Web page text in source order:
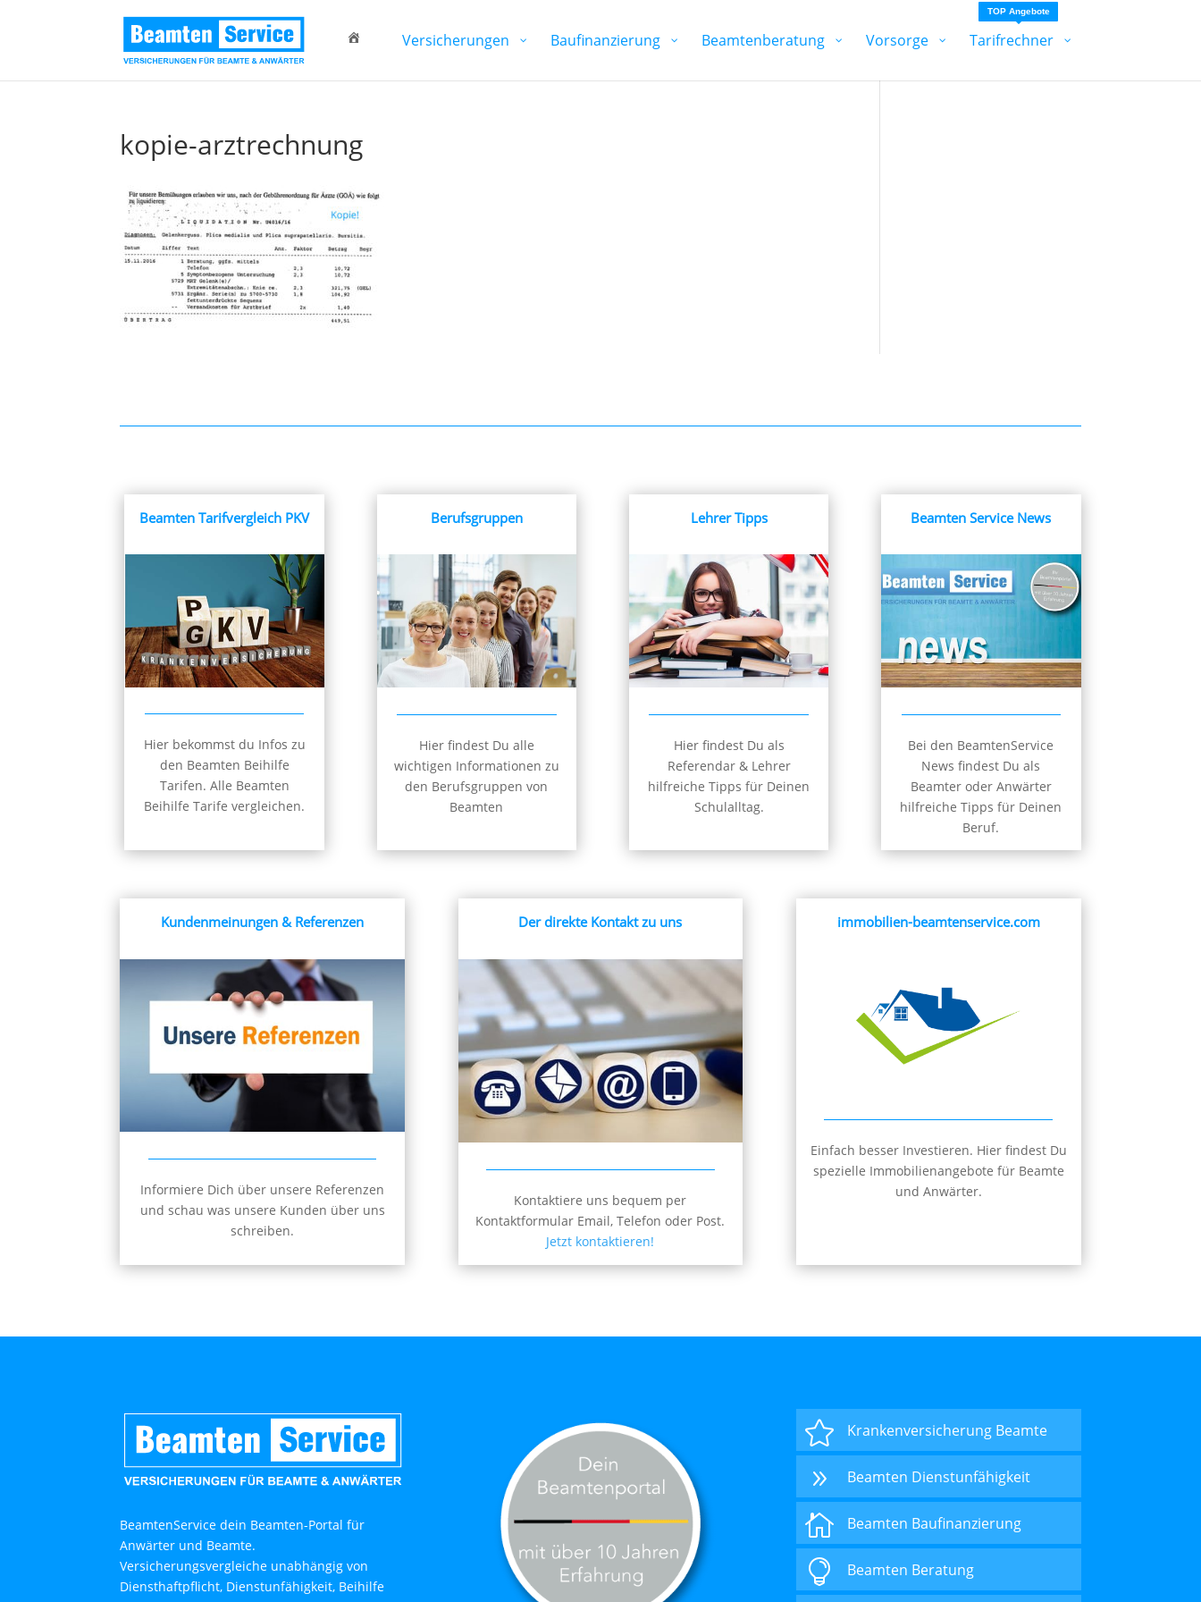
Versicherungen Baufinanzierung Beamtenberatung Vorsorge Tarifrechner
TOP Angebote
kopie-arztrechnung
Beamten Tarifvergleich PKV
Hier bekommst du Infos zu
den Beamten Beihilfe
Tarifen. Alle Beamten
Beihilfe Tarife vergleichen.
Berufsgruppen
Hier findest Du alle
wichtigen Informationen zu
den Berufsgruppen von
Beamten
Lehrer Tipps
Hier findest Du als
Referendar & Lehrer
hilfreiche Tipps für Deinen
Schulalltag.
Beamten Service News
Bei den BeamtenService
News findest Du als
Beamter oder Anwärter
hilfreiche Tipps für Deinen
Beruf.
Kundenmeinungen & Referenzen
Informiere Dich über unsere Referenzen
und schau was unsere Kunden über uns
schreiben.
Der direkte Kontakt zu uns
Kontaktiere uns bequem per
Kontaktformular Email, Telefon oder Post.
Jetzt kontaktieren!
immobilien-beamtenservice.com
Einfach besser Investieren. Hier findest Du
spezielle Immobilienangebote für Beamte
und Anwärter.
BeamtenService dein Beamten-Portal für
Anwärter und Beamte.
Versicherungsvergleiche unabhängig von
Diensthaftpflicht, Dienstunfähigkeit, Beihilfe
 Krankenversicherung Beamte
9 Beamten Dienstunfähigkeit
 Beamten Baufinanzierung
 Beamten Beratung